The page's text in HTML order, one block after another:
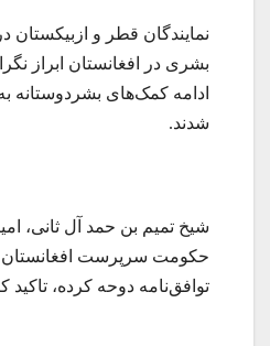
نمایندگان قطر و
بشری در افغانستان ابراز
ادامه کمک‌های بشردوستانه
شدند.
شیخ تمیم بن حمد آل ثانی،
حکومت سرپرست افغانستان
توافق‌نامه دوحه کرده،